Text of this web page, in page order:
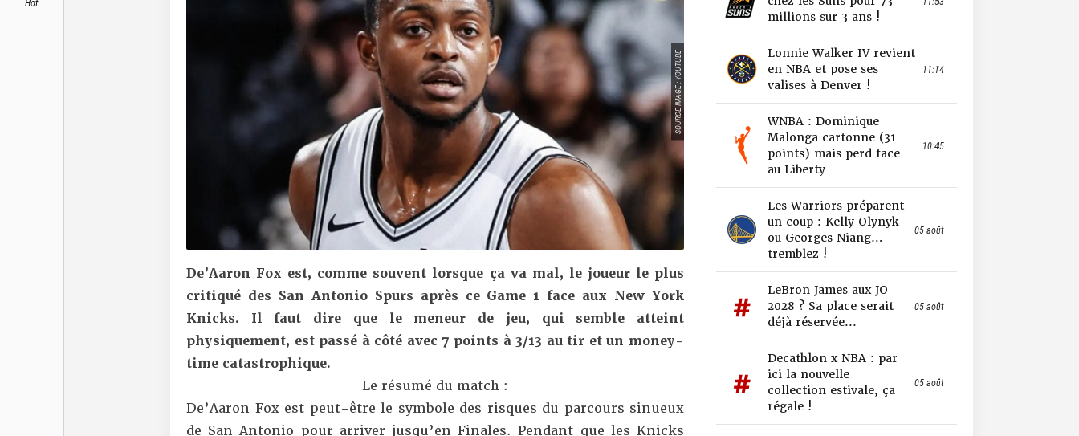
SOURCE IMAGE : YOUTUBE
De’Aaron Fox est, comme souvent lorsque ça va mal, le joueur le plus
critiqué des San Antonio Spurs après ce Game 1 face aux New York
Knicks. Il faut dire que le meneur de jeu, qui semble atteint
physiquement, est passé à côté avec 7 points à 3/13 au tir et un money-
time catastrophique.
Le résumé du match :
De’Aaron Fox est peut-être le symbole des risques du parcours sinueux
de San Antonio pour arriver jusqu’en Finales. Pendant que les Knicks
millions sur 3 ans !
Lonnie Walker IV revient
en NBA et pose ses
valises à Denver !
11:14
WNBA : Dominique
Malonga cartonne (31
points) mais perd face
au Liberty
10:45
Les Warriors préparent
un coup : Kelly Olynyk
ou Georges Niang…
tremblez !
05 août
LeBron James aux JO
2028 ? Sa place serait
déjà réservée...
05 août
Decathlon x NBA : par
ici la nouvelle
collection estivale, ça
régale !
05 août